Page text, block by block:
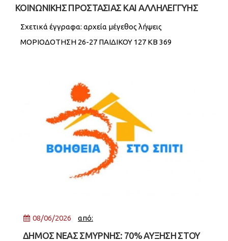
ΚΟΙΝΩΝΙΚΗΣ ΠΡΟΣΤΑΣΙΑΣ ΚΑΙ ΑΛΛΗΛΕΓΓΥΗΣ
Σχετικά έγγραφα: αρχεία μέγεθος λήψεις
ΜΟΡΙΟΔΟΤΗΣΗ 26-27 ΠΑΙΔΙΚΟΥ 127 KB 369
08/06/2026 από:
ΔΗΜΟΣ ΝΕΑΣ ΣΜΥΡΝΗΣ: 70% ΑΥΞΗΣΗ ΣΤΟΥ